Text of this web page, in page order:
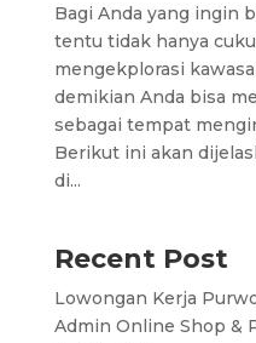
Bagi Anda yang ingin
tentu tidak hanya
mengekplorasi
demikian Anda bisa
sebagai tempat
Berikut ini akan
di...
Recent Post
Lowongan Kerja
Admin Online Shop &